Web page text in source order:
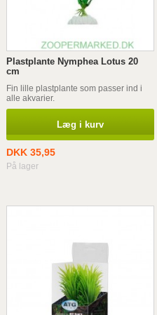
Plastplante Nymphea Lotus 20
cm
Fin lille plastplante som passer ind i
alle akvarier.
Læg i kurv
DKK 35,95
På lager